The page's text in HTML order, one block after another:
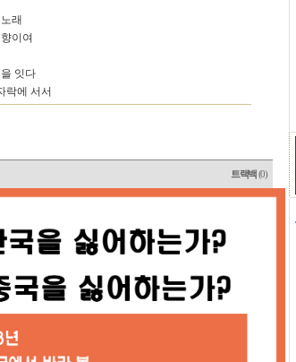
래
이여
잇다
락에 서서
트랙백(0)